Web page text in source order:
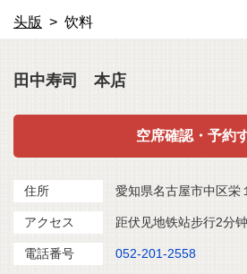
头版 饮料
田中寿司 本店
空席確認・予約
住所 愛知県名古屋市中区栄
アクセス 距伏见地铁站步行2分钟
電話番号 052-201-2558